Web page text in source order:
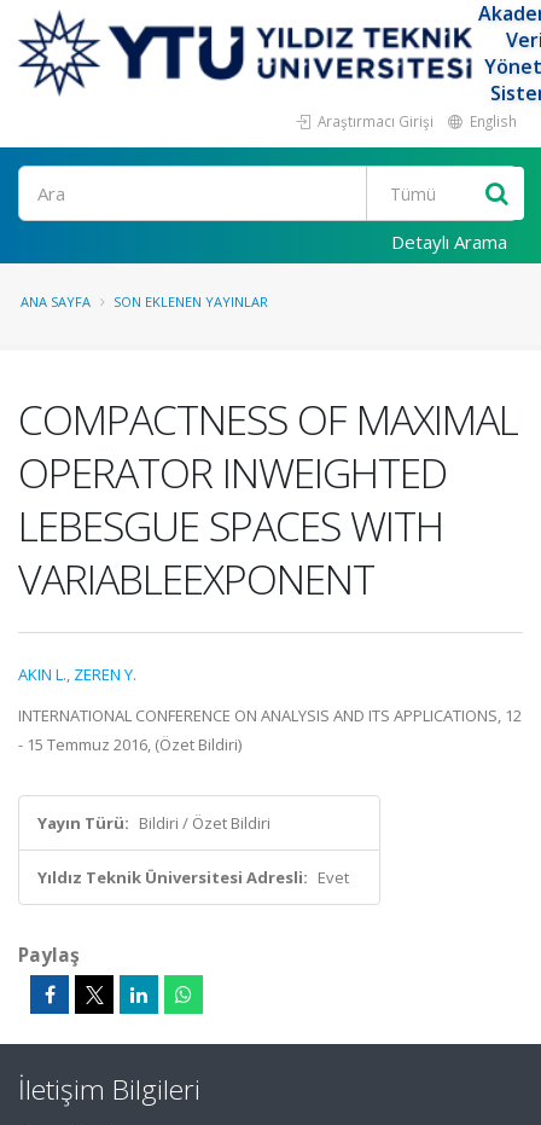
Araştırmacı Girişi English
Ara
Detaylı Arama
ANA SAYFA SON EKLENEN YAYINLAR
COMPACTNESS OF MAXIMAL
OPERATOR INWEIGHTED
LEBESGUE SPACES WITH
VARIABLEEXPONENT
AKIN L., ZEREN Y.
INTERNATIONAL CONFERENCE ON ANALYSIS AND ITS APPLICATIONS, 12
- 15 Temmuz 2016, (Özet Bildiri)
Yayın Türü: Bildiri / Özet Bildiri
Yıldız Teknik Üniversitesi Adresli: Evet
Paylaş
İletişim Bilgileri